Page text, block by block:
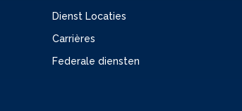
Dienst Locaties
Carrières
Federale diensten